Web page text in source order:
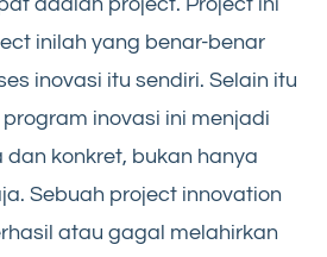
inilah yang benar-benar
inovasi itu sendiri. Selain itu
inovasi ini menjadi
konkret, bukan hanya
Sebuah project innovation
atau gagal melahirkan